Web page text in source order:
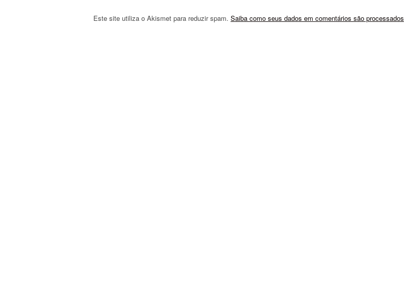
Este site utiliza o Akismet para reduzir spam. Saiba como seus dados em comentários são processados